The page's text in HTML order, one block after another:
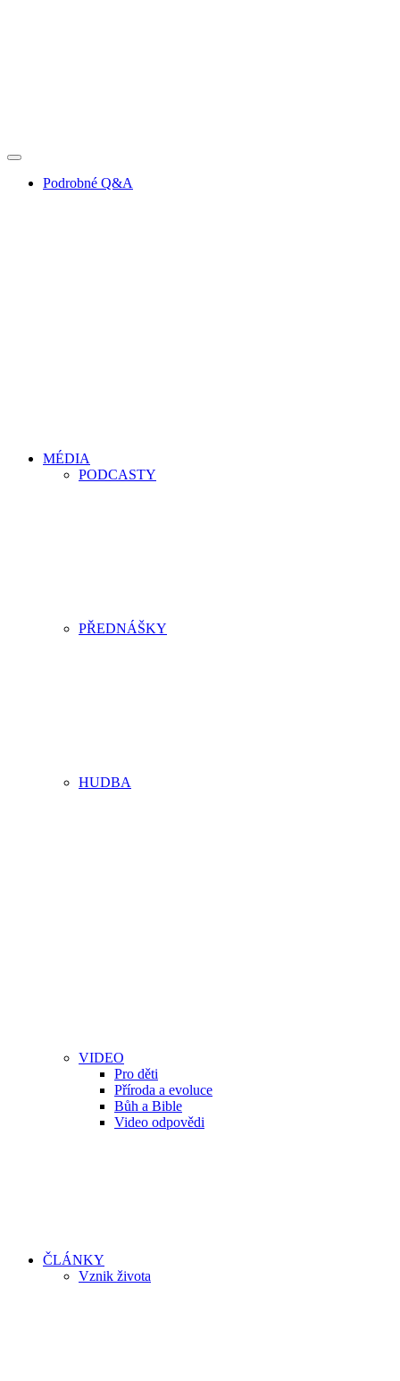
Podrobné Q&A
MÉDIA
PODCASTY
PŘEDNÁŠKY
HUDBA
VIDEO
Pro děti
Příroda a evoluce
Bůh a Bible
Video odpovědi
ČLÁNKY
Vznik života